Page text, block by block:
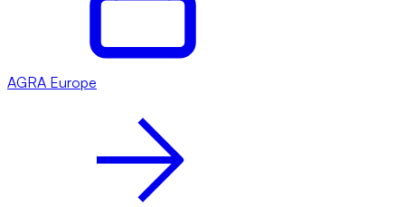
AGRA Europe